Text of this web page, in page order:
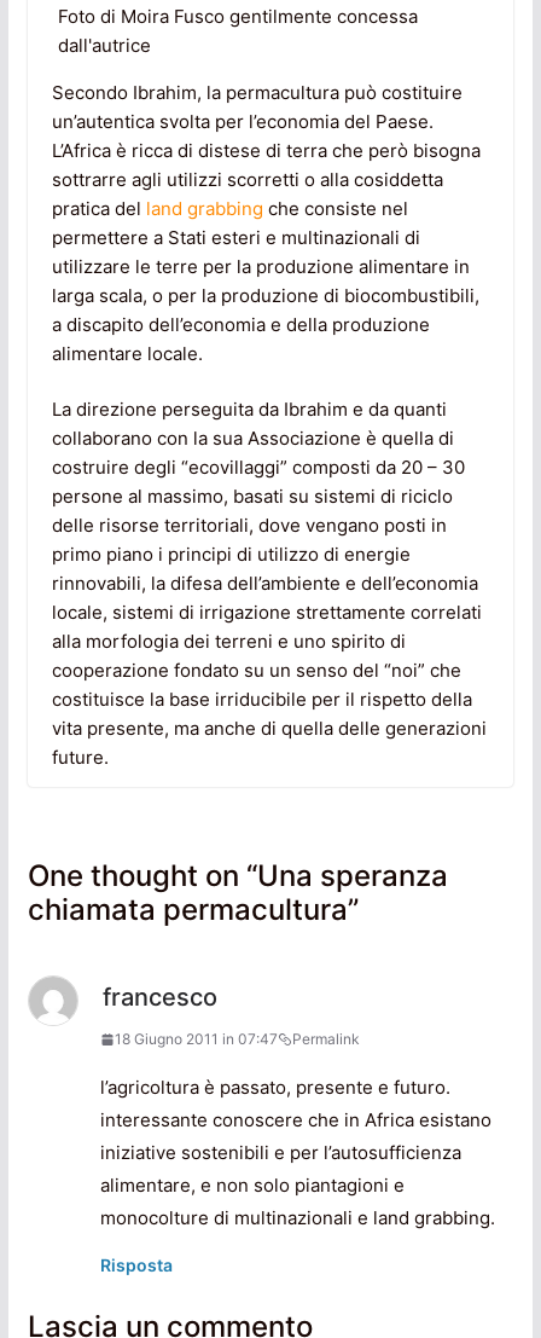
Foto di Moira Fusco gentilmente concessa
dall'autrice
Secondo Ibrahim, la permacultura può costituire
un’autentica svolta per l’economia del Paese.
L’Africa è ricca di distese di terra che però bisogna
sottrarre agli utilizzi scorretti o alla cosiddetta
pratica del land grabbing che consiste nel
permettere a Stati esteri e multinazionali di
utilizzare le terre per la produzione alimentare in
larga scala, o per la produzione di biocombustibili,
a discapito dell’economia e della produzione
alimentare locale.
La direzione perseguita da Ibrahim e da quanti
collaborano con la sua Associazione è quella di
costruire degli “ecovillaggi” composti da 20 – 30
persone al massimo, basati su sistemi di riciclo
delle risorse territoriali, dove vengano posti in
primo piano i principi di utilizzo di energie
rinnovabili, la difesa dell’ambiente e dell’economia
locale, sistemi di irrigazione strettamente correlati
alla morfologia dei terreni e uno spirito di
cooperazione fondato su un senso del “noi” che
costituisce la base irriducibile per il rispetto della
vita presente, ma anche di quella delle generazioni
future.
One thought on “Una speranza
chiamata permacultura”
francesco
18 Giugno 2011 in 07:47 Permalink
l’agricoltura è passato, presente e futuro.
interessante conoscere che in Africa esistano
iniziative sostenibili e per l’autosufficienza
alimentare, e non solo piantagioni e
monocolture di multinazionali e land grabbing.
Risposta
Lascia un commento